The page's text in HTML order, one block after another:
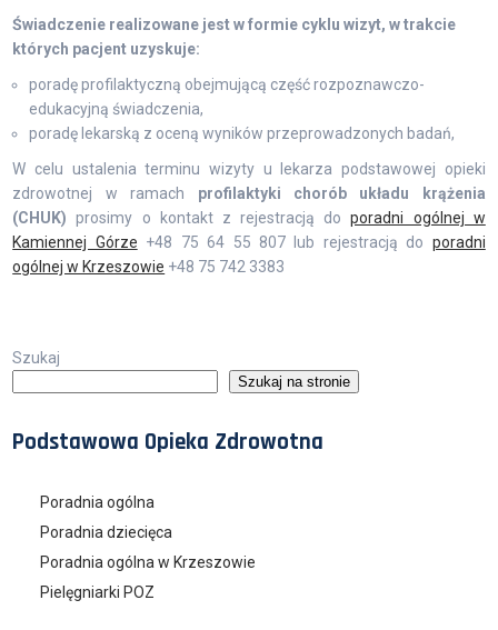
Świadczenie realizowane jest w formie cyklu wizyt, w trakcie
których pacjent uzyskuje:
poradę profilaktyczną obejmującą część rozpoznawczo-
edukacyjną świadczenia,
poradę lekarską z oceną wyników przeprowadzonych badań,
W celu ustalenia terminu wizyty u lekarza podstawowej opieki
zdrowotnej w ramach profilaktyki chorób układu krążenia
(CHUK) prosimy o kontakt z rejestracją doporadni ogólnej w
Kamiennej Górze +48 75 64 55 807 lub rejestracją do poradni
ogólnej w Krzeszowie +48 75 742 3383
Szukaj
Szukaj na stronie
Podstawowa Opieka Zdrowotna
Poradnia ogólna
Poradnia dziecięca
Poradnia ogólna w Krzeszowie
Pielęgniarki POZ